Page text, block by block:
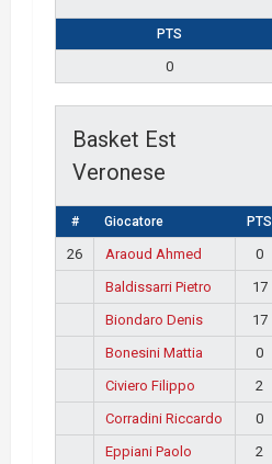
PTS
0
Basket Est
Veronese
# Giocatore PTS
26 Araoud Ahmed
0
Baldissarri Pietro
17
Biondaro Denis
17
Bonesini Mattia
0
Civiero Filippo
2
Corradini Riccardo
0
Eppiani Paolo
2